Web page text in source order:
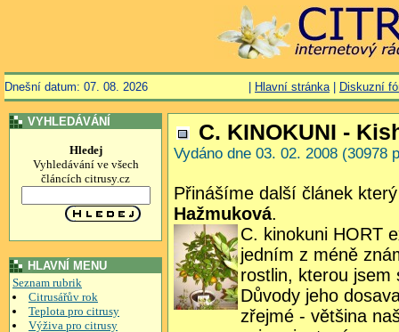
Dnešní datum: 07. 08. 2026 Hlavní stránka| Diskuzní
VYHLEDÁVÁNÍ
Hledej
Vyhledávání ve všech
článcích citrusy.cz
HLAVNÍ MENU
Seznam rubrik
Citrusářův rok
Teplota pro citrusy
Výživa pro citrusy
C. KINOKUNI -
Vydáno dne 03. 02. 2008 (30978
Přinášíme další článek
Hažmuková.
C. kinokuni HORT
jedním z méně
rostlin, kterou
Důvody jeho
zřejmé - většina